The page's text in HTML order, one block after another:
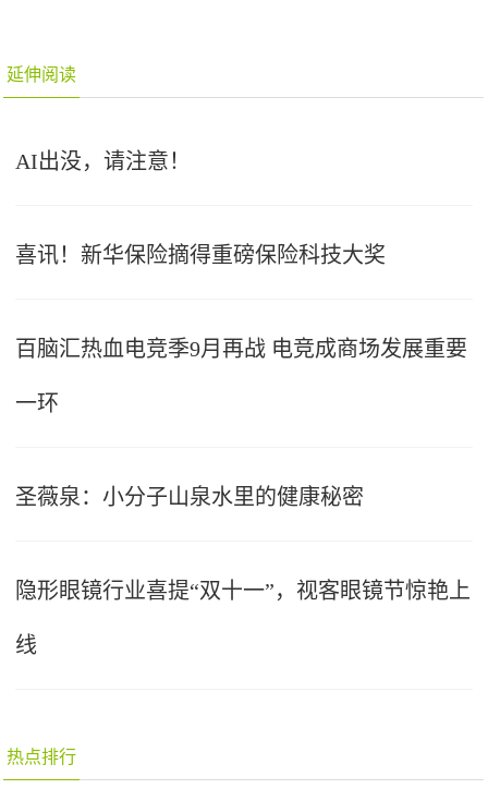
延伸阅读
AI出没，请注意！
喜讯！新华保险摘得重磅保险科技大奖
百脑汇热血电竞季9月再战 电竞成商场发展重要
一环
圣薇泉：小分子山泉水里的健康秘密
隐形眼镜行业喜提“双十一”，视客眼镜节惊艳上
线
热点排行